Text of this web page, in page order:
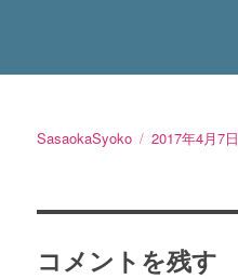
投
SasaokaSyoko
投
2017年4月7日
コメントを残す